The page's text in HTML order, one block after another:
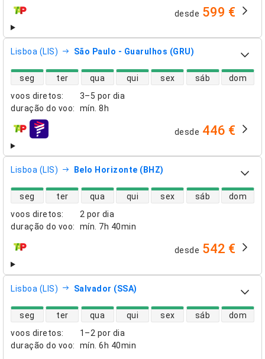
companhias aéreas desde 599 €
Lisboa (LIS) São Paulo - Guarulhos (GRU)
voos diretos:
3–5 por dia
duração do voo: mín. 8h
disponibilidade de voos diretos
seg ter qua qui sex sáb dom
companhias aéreas desde 446 €
Lisboa (LIS) Belo Horizonte (BHZ)
voos diretos:
2 por dia
duração do voo: mín. 7h 40min
disponibilidade de voos diretos
seg ter qua qui sex sáb dom
companhias aéreas desde 542 €
Lisboa (LIS) Salvador (SSA)
voos diretos:
1–2 por dia
duração do voo: mín. 6h 40min
disponibilidade de voos diretos
seg ter qua qui sex sáb dom